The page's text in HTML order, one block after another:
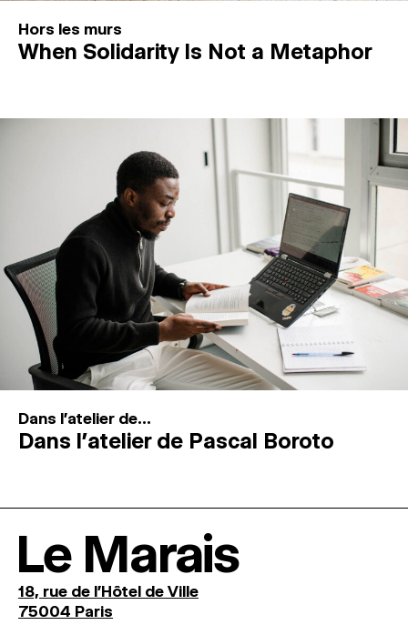
Hors les murs
When Solidarity Is Not a Metaphor
Dans l'atelier de...
Dans l’atelier de Pascal Boroto
Le Marais
18, rue de l'Hôtel de Ville
75004 Paris